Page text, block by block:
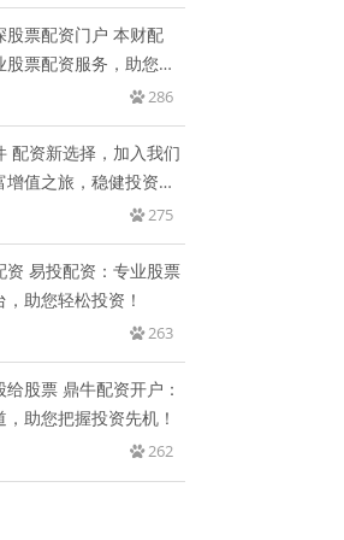
股票配资门户 本财配
股票配资服务，助您轻
286
配资新选择，加入我们
增值之旅，稳健投资，
275
资 易投配资：专业股票
助您轻松投资！
263
给股票 鼎牛配资开户：
，助您把握投资先机！
262